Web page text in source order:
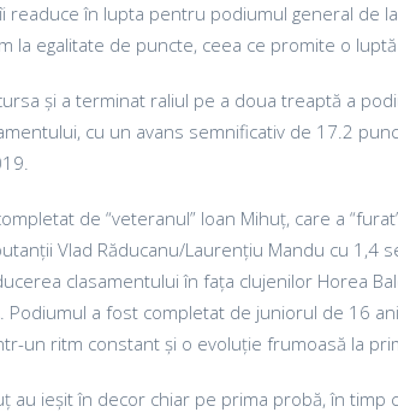
readuce în lupta pentru podiumul general de
la egalitate de puncte, ceea ce promite o
și a terminat raliul pe a doua treaptă a
cu un avans semnificativ de 17.2
de “veteranul” Ioan Mihuț, care a
Vlad Răducanu/Laurențiu Mandu cu 1,4
clasamentului în fața clujenilor Horea
Podiumul a fost completat de juniorul de 16
un ritm constant și o evoluție frumoasă la
au ieșit în decor chiar pe prima probă, în timp